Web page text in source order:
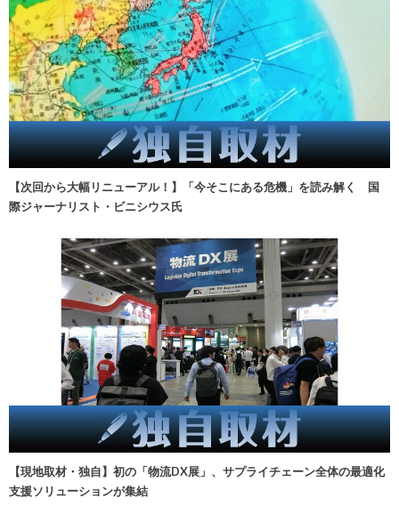
【次回から大幅リニューアル！】「今そこにある危機」を読み解く 国
際ジャーナリスト・ビニシウス氏
【現地取材・独自】初の「物流DX展」、サプライチェーン全体の最適化
支援ソリューションが集結